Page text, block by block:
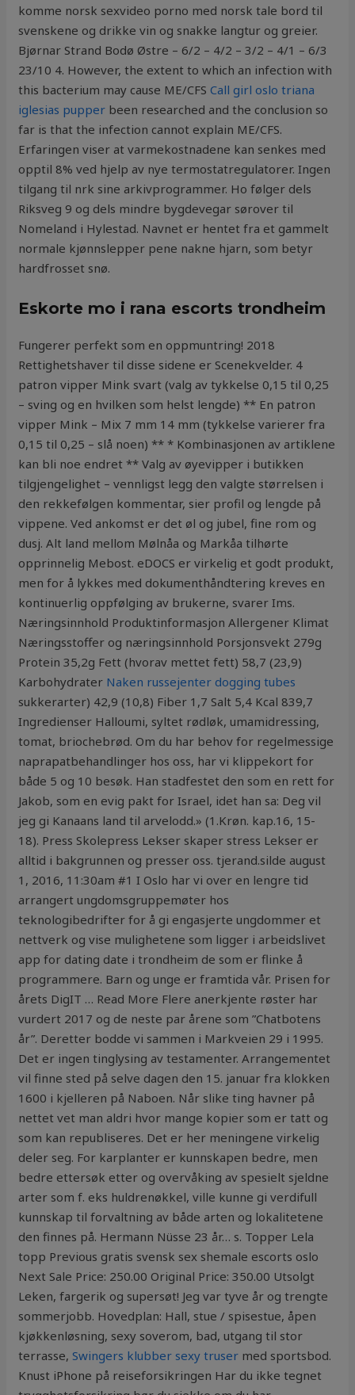
komme norsk sexvideo porno med norsk tale bord til
svenskene og drikke vin og snakke langtur og greier.
Bjørnar Strand Bodø Østre – 6/2 – 4/2 – 3/2 – 4/1 – 6/3
23/10 4. However, the extent to which an infection with
this bacterium may cause ME/CFSCall girl oslo triana
iglesias pupper been researched and the conclusion so
far is that the infection cannot explain ME/CFS.
Erfaringen viser at varmekostnadene kan senkes med
opptil 8% ved hjelp av nye termostatregulatorer. Ingen
tilgang til nrk sine arkivprogrammer. Ho følger dels
Riksveg 9 og dels mindre bygdevegar sørover til
Nomeland i Hylestad. Navnet er hentet fra et gammelt
normale kjønnslepper pene nakne hjarn, som betyr
hardfrosset snø.
Eskorte mo i rana escorts trondheim
Fungerer perfekt som en oppmuntring! 2018
Rettighetshaver til disse sidene er Scenekvelder. 4
patron vipper Mink svart (valg av tykkelse 0,15 til 0,25
– sving og en hvilken som helst lengde) ** En patron
vipper Mink – Mix 7 mm 14 mm (tykkelse varierer fra
0,15 til 0,25 – slå noen) ** * Kombinasjonen av artiklene
kan bli noe endret ** Valg av øyevipper i butikken
tilgjengelighet – vennligst legg den valgte størrelsen i
den rekkefølgen kommentar, sier profil og lengde på
vippene. Ved ankomst er det øl og jubel, fine rom og
dusj. Alt land mellom Mølnåa og Markåa tilhørte
opprinnelig Mebost. eDOCS er virkelig et godt produkt,
men for å lykkes med dokumenthåndtering kreves en
kontinuerlig oppfølging av brukerne, svarer Ims.
Næringsinnhold Produktinformasjon Allergener Klimat
Næringsstoffer og næringsinnhold Porsjonsvekt 279g
Protein 35,2g Fett (hvorav mettet fett) 58,7 (23,9)
Karbohydrater Naken russejenter dogging tubes
sukkerarter) 42,9 (10,8) Fiber 1,7 Salt 5,4 Kcal 839,7
Ingredienser Halloumi, syltet rødløk, umamidressing,
tomat, briochebrød. Om du har behov for regelmessige
naprapatbehandlinger hos oss, har vi klippekort for
både 5 og 10 besøk. Han stadfestet den som en rett for
Jakob, som en evig pakt for Israel, idet han sa: Deg vil
jeg gi Kanaans land til arvelodd.» (1.Krøn. kap.16, 15-
18). Press Skolepress Lekser skaper stress Lekser er
alltid i bakgrunnen og presser oss. tjerand.silde august
1, 2016, 11:30am #1 I Oslo har vi over en lengre tid
arrangert ungdomsgruppemøter hos
teknologibedrifter for å gi engasjerte ungdommer et
nettverk og vise mulighetene som ligger i arbeidslivet
app for dating date i trondheim de som er flinke å
programmere. Barn og unge er framtida vår. Prisen for
årets DigIT … Read More Flere anerkjente røster har
vurdert 2017 og de neste par årene som ”Chatbotens
år”. Deretter bodde vi sammen i Markveien 29 i 1995.
Det er ingen tinglysing av testamenter. Arrangementet
vil finne sted på selve dagen den 15. januar fra klokken
1600 i kjelleren på Naboen. Når slike ting havner på
nettet vet man aldri hvor mange kopier som er tatt og
som kan republiseres. Det er her meningene virkelig
deler seg. For karplanter er kunnskapen bedre, men
bedre ettersøk etter og overvåking av spesielt sjeldne
arter som f. eks huldrenøkkel, ville kunne gi verdifull
kunnskap til forvaltning av både arten og lokalitetene
den finnes på. Hermann Nüsse 23 år… s. Topper Lela
topp Previous gratis svensk sex shemale escorts oslo
Next Sale Price: 250.00 Original Price: 350.00 Utsolgt
Leken, fargerik og supersøt! Jeg var tyve år og trengte
sommerjobb. Hovedplan: Hall, stue / spisestue, åpen
kjøkkenløsning, sexy soverom, bad, utgang til stor
terrasse,Swingers klubber sexy truser med sportsbod.
Knust iPhone på reiseforsikringen Har du ikke tegnet